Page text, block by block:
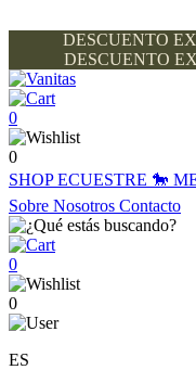
DESCUENTO
DESCUENTO
0
0
SHOPECUESTRE 🐎
Sobre Nosotros Contacto
0
0
ES